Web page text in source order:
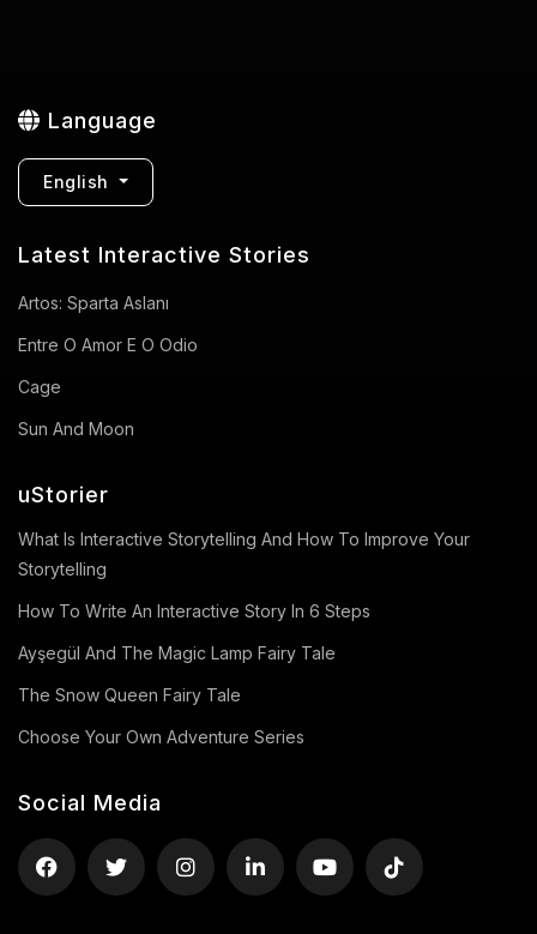
Language
English
Latest Interactive Stories
Artos: Sparta Aslanı
Entre O Amor E O Odio
Cage
Sun And Moon
uStorier
What Is Interactive Storytelling And How To Improve Your
Storytelling
How To Write An Interactive Story In 6 Steps
Ayşegül And The Magic Lamp Fairy Tale
The Snow Queen Fairy Tale
Choose Your Own Adventure Series
Social Media